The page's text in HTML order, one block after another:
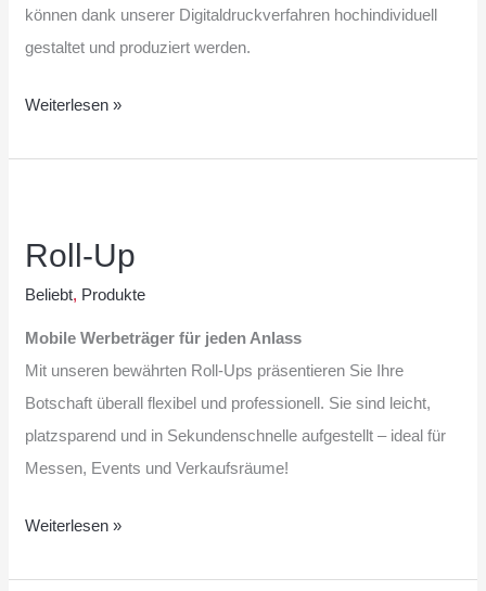
können dank unserer Digitaldruckverfahren hochindividuell
gestaltet und produziert werden.
Weiterlesen »
Roll-Up
Beliebt, Produkte
Mobile Werbeträger für jeden Anlass
Mit unseren bewährten Roll-Ups präsentieren Sie Ihre
Botschaft überall flexibel und professionell. Sie sind leicht,
platzsparend und in Sekundenschnelle aufgestellt – ideal für
Messen, Events und Verkaufsräume!
Weiterlesen »